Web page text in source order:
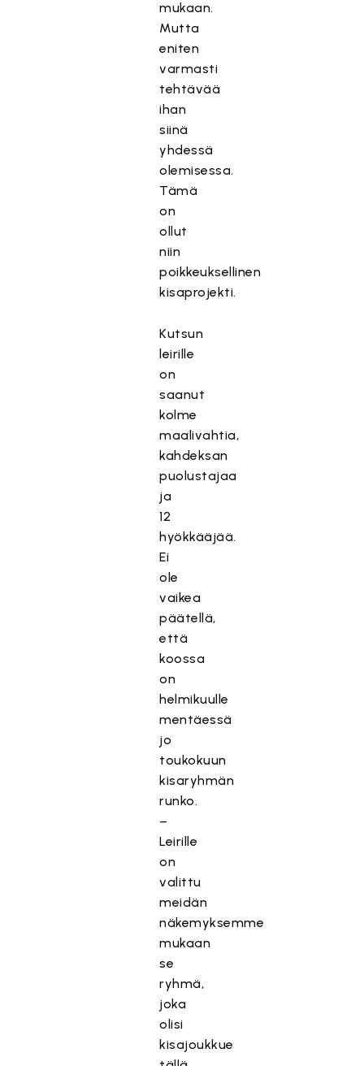
mukaan.
Mutta
eniten
varmasti
tehtävää
ihan
siinä
yhdessä
olemisessa.
Tämä
on
ollut
niin
poikkeuksellinen
kisaprojekti.
Kutsun
leirille
on
saanut
kolme
maalivahtia,
kahdeksan
puolustajaa
ja
12
hyökkääjää.
Ei
ole
vaikea
päätellä,
että
koossa
on
helmikuulle
mentäessä
jo
toukokuun
kisaryhmän
runko.
–
Leirille
on
valittu
meidän
näkemyksemme
mukaan
se
ryhmä,
joka
olisi
kisajoukkue